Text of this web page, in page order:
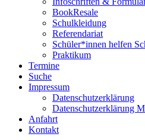
BookResale
Schulkleidung
Referendariat
Schüler*innen helfen
Praktikum
Termine
Suche
Impressum
Datenschutzerklärung
Datenschutzerklärung
Anfahrt
Kontakt